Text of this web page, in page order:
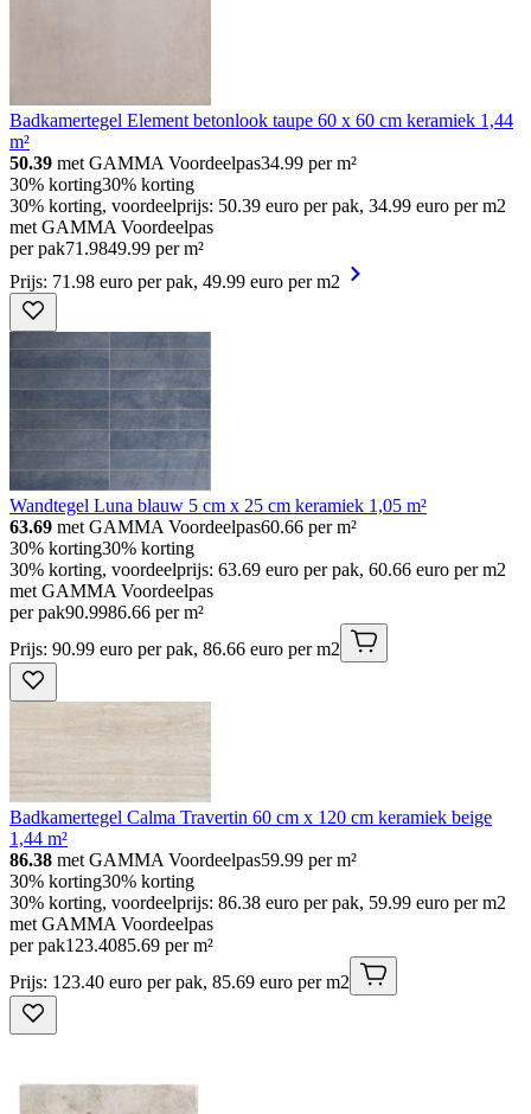
Badkamertegel Element betonlook taupe 60 x 60 cm keramiek 1,44
m²
50.39 met GAMMA Voordeelpas34.99 per m²
30% korting30% korting
30% korting, voordeelprijs: 50.39 euro per pak, 34.99 euro per m2
met GAMMA Voordeelpas
per pak71 .9849.99 per m²
Prijs: 71.98 euro per pak, 49.99 euro per m2
Wandtegel Luna blauw 5 cm x 25 cm keramiek 1,05 m²
63.69 met GAMMA Voordeelpas60.66 per m²
30% korting30% korting
30% korting, voordeelprijs: 63.69 euro per pak, 60.66 euro per m2
met GAMMA Voordeelpas
per pak90.9986.66 per m²
Prijs: 90.99 euro per pak, 86.66 euro per m2
Badkamertegel Calma Travertin 60 cm x 120 cm keramiek beige
1,44 m²
86.38 met GAMMA Voordeelpas59.99 per m²
30% korting30% korting
30% korting, voordeelprijs: 86.38 euro per pak, 59.99 euro per m2
met GAMMA Voordeelpas
per pak123.4085.69 per m²
Prijs: 123.40 euro per pak, 85.69 euro per m2